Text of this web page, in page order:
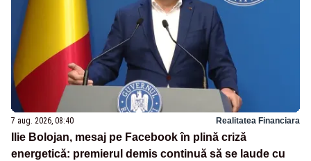
7 aug. 2026, 08:40 Realitatea Financiara
Ilie Bolojan, mesaj pe Facebook în plină criză
energetică: premierul demis continuă să se laude cu